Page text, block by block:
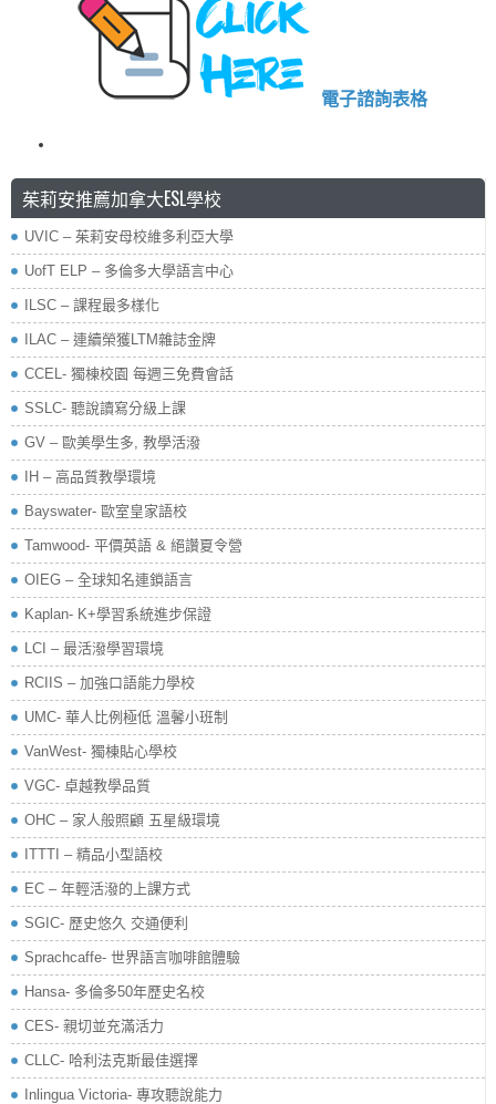
電子諮詢表格
茱莉安推薦加拿大ESL學校
UVIC – 茱莉安母校維多利亞大學
UofT ELP – 多倫多大學語言中心
ILSC – 課程最多樣化
ILAC – 連續榮獲LTM雜誌金牌
CCEL- 獨棟校園 每週三免費會話
SSLC- 聽說讀寫分級上課
GV – 歐美學生多, 教學活潑
IH – 高品質教學環境
Bayswater- 歐室皇家語校
Tamwood- 平價英語 & 絕讚夏令營
OIEG – 全球知名連鎖語言
Kaplan- K+學習系統進步保證
LCI – 最活潑學習環境
RCIIS – 加強口語能力學校
UMC- 華人比例極低 溫馨小班制
VanWest- 獨棟貼心學校
VGC- 卓越教學品質
OHC – 家人般照顧 五星級環境
ITTTI – 精品小型語校
EC – 年輕活潑的上課方式
SGIC- 歷史悠久 交通便利
Sprachcaffe- 世界語言咖啡館體驗
Hansa- 多倫多50年歷史名校
CES- 親切並充滿活力
CLLC- 哈利法克斯最佳選擇
Inlingua Victoria‏- 專攻聽說能力